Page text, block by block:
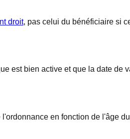
droit, pas celui du bénéficiaire si
est bien active et que la date de
en fonction de l'âge